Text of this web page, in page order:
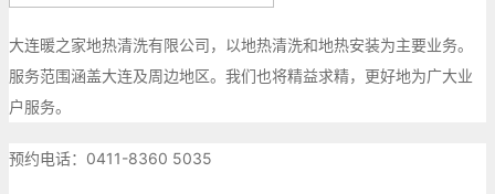
大连暖之家地热清洗有限公司，以地热清洗和地热安装为主要业务。
服务范围涵盖大连及周边地区。我们也将精益求精，更好地为广大业
户服务。
预约电话：0411-8360 5035